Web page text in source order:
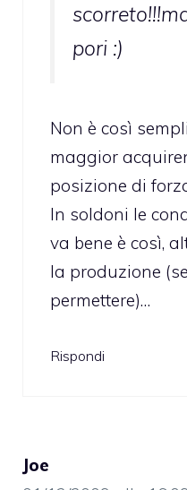
pori :)
Non è così
maggior
posizione di
In soldoni le
va bene è così,
la produzione
permettere)…
Rispondi
Joe